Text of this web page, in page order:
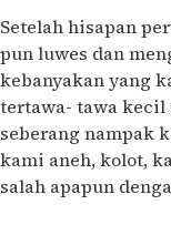
Setelah hisapan
pun luwes dan
kebanyakan yang
tertawa- tawa
seberang nampak
kami aneh, kolot,
salah apapun